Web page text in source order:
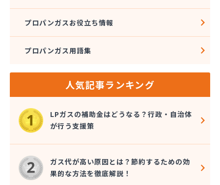
株式会社オーテック
株式会社オーテック 西三河営業所
株式会社ガスキット
株式会社ガステム
株式会社ガスパル 岡崎販売所
株式会社カネコ
株式会社カネ庄
株式会社クラシアン岡崎支社
株式会社コクネ
株式会社コザカヤ 春日井営業所
株式会社コジマガス
株式会社コジマガス ライフアップサポート
株式会社コンプロ産工
プロパンガスお役立ち情報
プロパンガス用語集
人気記事ランキング
LPガスの補助金はどうなる？行政・自治体
が行う支援策
ガス代が高い原因とは？節約するための効
果的な方法を徹底解説！